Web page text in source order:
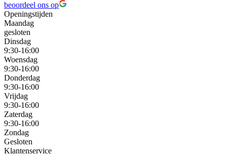
beoordeel ons op
Openingstijden
Maandag
gesloten
Dinsdag
9:30-16:00
Woensdag
9:30-16:00
Donderdag
9:30-16:00
Vrijdag
9:30-16:00
Zaterdag
9:30-16:00
Zondag
Gesloten
Klantenservice